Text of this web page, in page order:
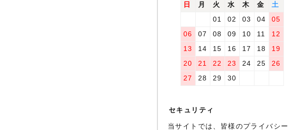
日
月 火 水 木 金
土
01
02 03 04
05
06
07 08 09 10 11
12
13
14 15 16 17 18
19
20
21 22 23 24 25
26
27
28 29 30
セキュリティ
当サイトでは、皆様のプライバシー